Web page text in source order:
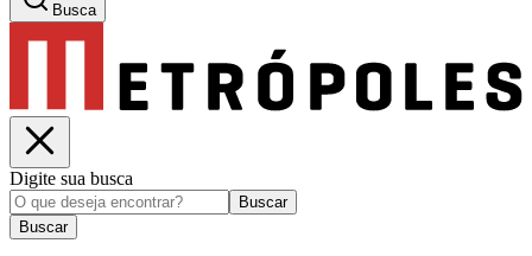
Busca
Digite sua busca
Buscar
Buscar